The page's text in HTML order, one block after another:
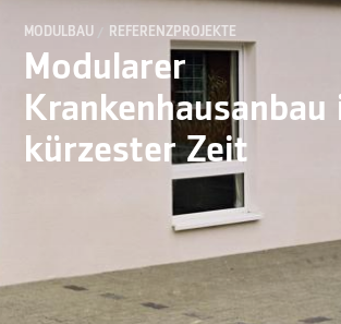
MODULBAU REFERENZPROJEKTE
Modularer
Krankenhausanbau
kürzester Zeit